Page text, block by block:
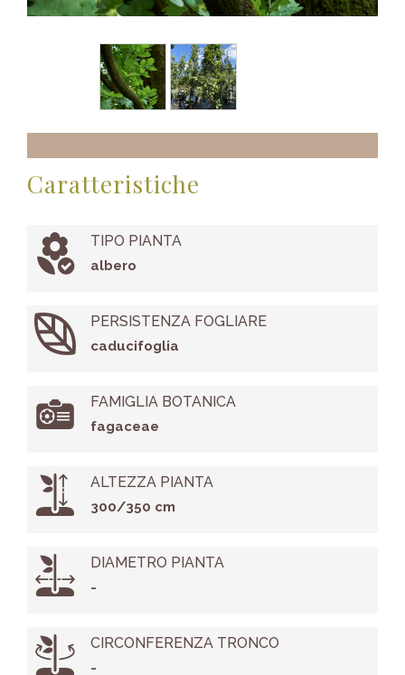
Caratteristiche
TIPO PIANTA
albero
PERSISTENZA FOGLIARE
caducifoglia
FAMIGLIA BOTANICA
fagaceae
ALTEZZA PIANTA
300/350 cm
DIAMETRO PIANTA
-
CIRCONFERENZA TRONCO
-